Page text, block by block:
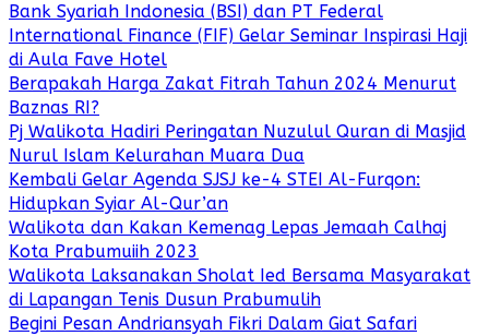
Bank Syariah Indonesia (BSI) dan PT Federal
International Finance (FIF) Gelar Seminar Inspirasi Haji
di Aula Fave Hotel
Berapakah Harga Zakat Fitrah Tahun 2024 Menurut
Baznas RI?
Pj Walikota Hadiri Peringatan Nuzulul Quran di Masjid
Nurul Islam Kelurahan Muara Dua
Kembali Gelar Agenda SJSJ ke-4 STEI Al-Furqon:
Hidupkan Syiar Al-Qur’an
Walikota dan Kakan Kemenag Lepas Jemaah Calhaj
Kota Prabumuiih 2023
Walikota Laksanakan Sholat Ied Bersama Masyarakat
di Lapangan Tenis Dusun Prabumulih
Begini Pesan Andriansyah Fikri Dalam Giat Safari